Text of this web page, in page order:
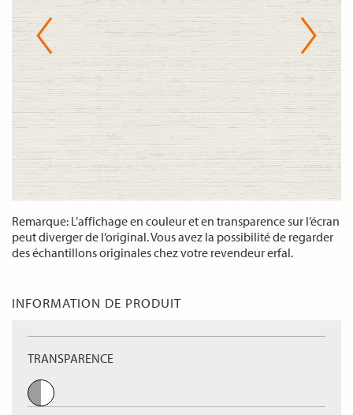
Remarque: L’affichage en couleur et en transparence sur l’écran
peut diverger de l’original. Vous avez la possibilité de regarder
des échantillons originales chez votre revendeur erfal.
INFORMATION DE PRODUIT
TRANSPARENCE